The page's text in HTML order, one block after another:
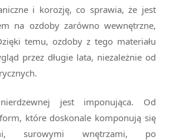
i korozję, co sprawia, że jest
na ozdoby zarówno wewnętrzne,
temu, ozdoby z tego materiału
przez długie lata, niezależnie od
jest imponująca. Od
które doskonale komponują się
surowymi wnętrzami, po